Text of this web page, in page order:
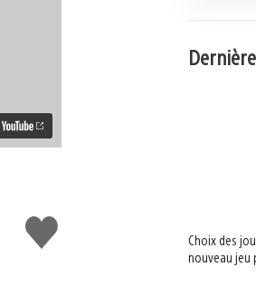
J'aime
Choix des
nouveau jeu